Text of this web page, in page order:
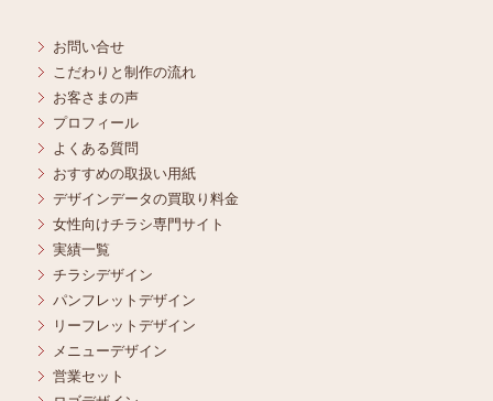
お問い合せ
こだわりと制作の流れ
お客さまの声
プロフィール
よくある質問
おすすめの取扱い用紙
デザインデータの買取り料金
女性向けチラシ専門サイト
実績一覧
チラシデザイン
パンフレットデザイン
リーフレットデザイン
メニューデザイン
営業セット